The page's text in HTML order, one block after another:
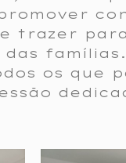
trazer
famílias.
os que